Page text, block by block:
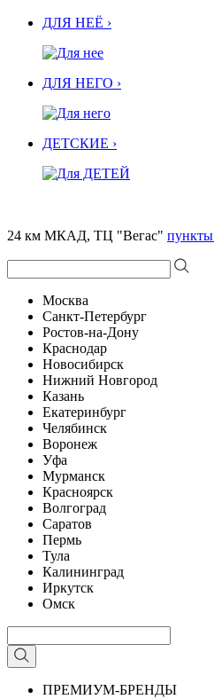
ДЛЯ НЕЁ ›
ДЛЯ НЕГО ›
ДЕТСКИЕ ›
24 км МКАД, ТЦ "Вегас" пункты
Москва
Санкт-Петербург
Ростов-на-Дону
Краснодар
Новосибирск
Нижний Новгород
Казань
Екатеринбург
Челябинск
Воронеж
Уфа
Мурманск
Красноярск
Волгоград
Саратов
Пермь
Тула
Калининград
Иркутск
Омск
ПРЕМИУМ-БРЕНДЫ